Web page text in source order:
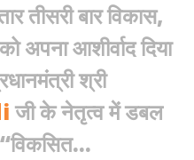
तीसरी बार विकास,
अपना आशीर्वाद दिया
श्री
जी के नेतृत्व में डबल